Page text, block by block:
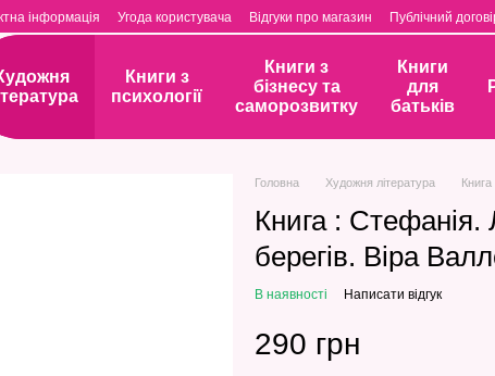
інформація Угода користувача Відгуки про магазин Публічний
Книги з
психології
Книги з
бізнесу та
саморозвитку
Книги
для
батьків
Головна Художня література
Книга :
берегів. Віра
В наявності Написати відгук
290 грн